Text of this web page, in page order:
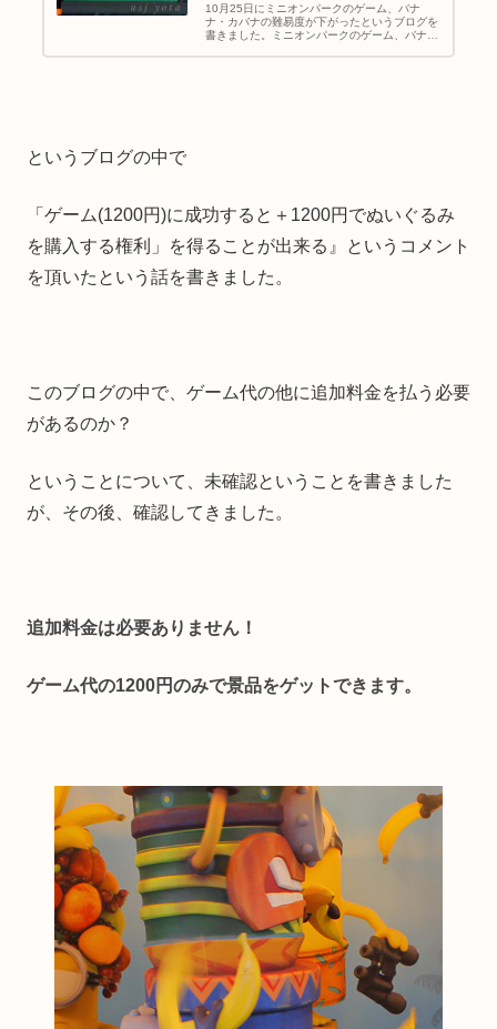
10月25日にミニオンパークのゲーム、バナ
ナ・カバナの難易度が下がったというブログを
書きました。ミニオンパークのゲーム、バナ
が下がった!?このブログに、「ゲーム(1200円)
というブログの中で
「ゲーム(1200円)に成功すると＋1200円でぬいぐるみ
を購入する権利」を得ることが出来る』というコメント
を頂いたという話を書きました。
このブログの中で、ゲーム代の他に追加料金を払う必要
があるのか？
ということについて、未確認ということを書きました
が、その後、確認してきました。
追加料金は必要ありません！
ゲーム代の1200円のみで景品をゲットできます。